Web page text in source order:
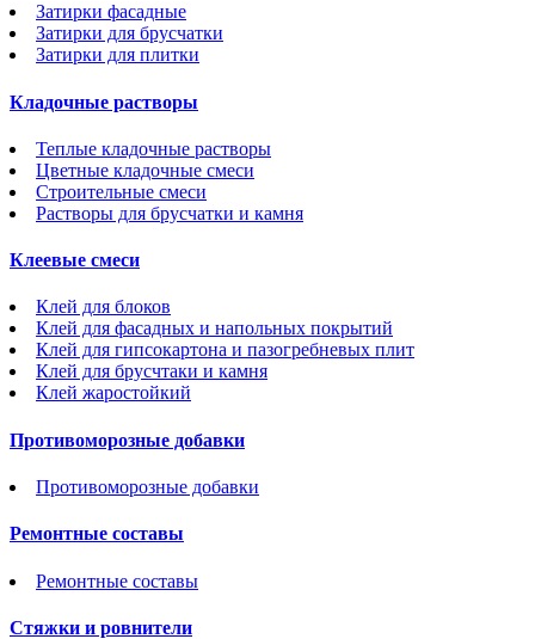
Затирки фасадные
Затирки для брусчатки
Затирки для плитки
Кладочные растворы
Теплые кладочные растворы
Цветные кладочные смеси
Строительные смеси
Растворы для брусчатки и камня
Клеевые смеси
Клей для блоков
Клей для фасадных и напольных покрытий
Клей для гипсокартона и пазогребневых плит
Клей для брусчтаки и камня
Клей жаростойкий
Противоморозные добавки
Противоморозные добавки
Ремонтные составы
Ремонтные составы
Стяжки и ровнители